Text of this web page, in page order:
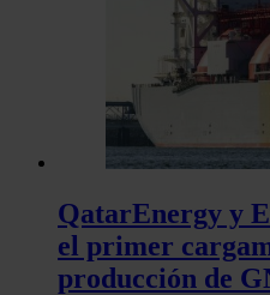
QatarEnergy y
el primer
producción de